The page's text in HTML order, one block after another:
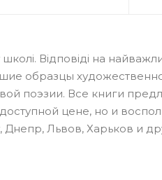
Відповіді на
образцы
поэзии. Все книги
цене, но и
Львов, Харьков и